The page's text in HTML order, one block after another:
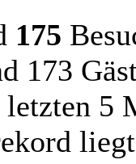
175
173
letzten 5